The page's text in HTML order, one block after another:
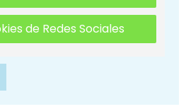
de Redes Sociales